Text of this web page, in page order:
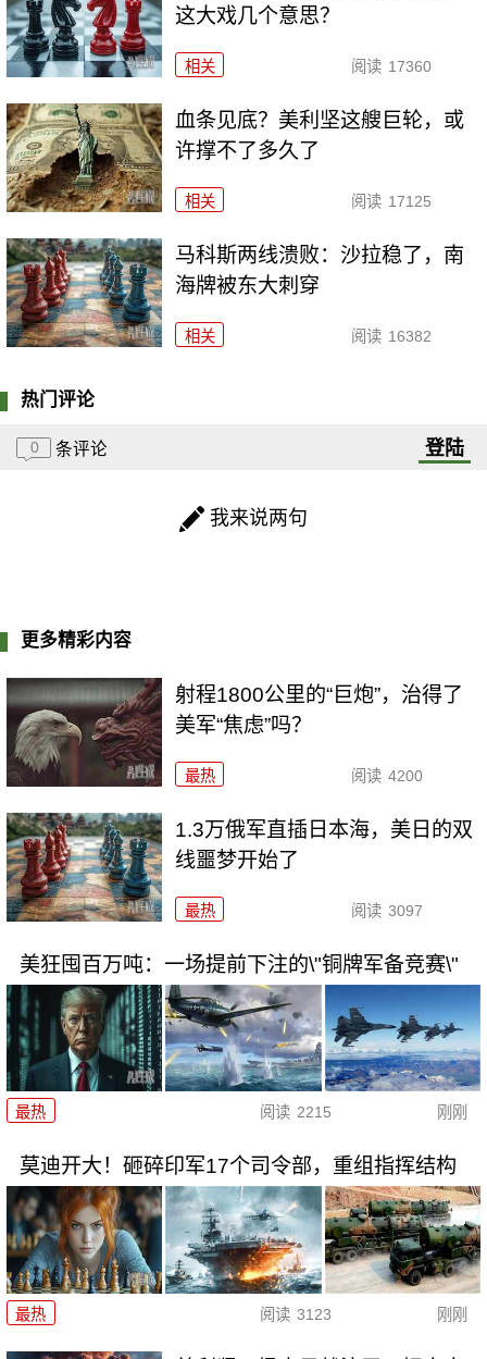
这大戏几个意思？
相关 阅读 17360
血条见底？美利坚这艘巨轮，或
许撑不了多久了
相关 阅读 17125
马科斯两线溃败：沙拉稳了，南
海牌被东大刺穿
相关 阅读 16382
热门评论
0 条评论 登陆
我来说两句
更多精彩内容
射程1800公里的“巨炮”，治得了
美军“焦虑”吗？
最热 阅读 4200
1.3万俄军直插日本海，美日的双
线噩梦开始了
最热 阅读 3097
美狂囤百万吨：一场提前下注的\"铜牌军备竞赛\"
最热 阅读 2215 刚刚
莫迪开大！砸碎印军17个司令部，重组指挥结构
最热 阅读 3123 刚刚